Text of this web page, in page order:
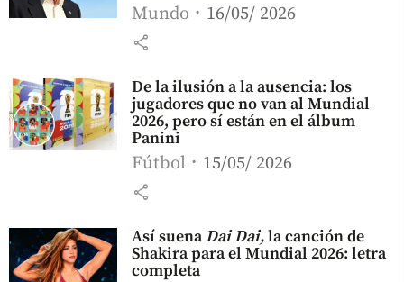
Mundo 16/05/ 2026
share
De la ilusión a la ausencia: los
jugadores que no van al Mundial
2026, pero sí están en el álbum
Panini
Fútbol 15/05/ 2026
share
Así suenaDai Dai,la canción de
Shakira para el Mundial 2026: letra
completa